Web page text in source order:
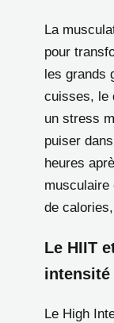
La
pour
les grands
cuisses, le
un stress
puiser
heures
musculaire
de
Le HIIT
intensité
Le High